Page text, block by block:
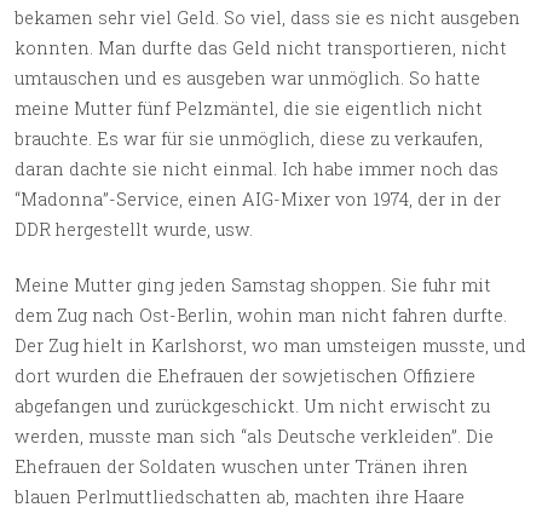
bekamen sehr viel Geld. So viel, dass sie es nicht ausgeben
konnten. Man durfte das Geld nicht transportieren, nicht
umtauschen und es ausgeben war unmöglich. So hatte
meine Mutter fünf Pelzmäntel, die sie eigentlich nicht
brauchte. Es war für sie unmöglich, diese zu verkaufen,
daran dachte sie nicht einmal. Ich habe immer noch das
“Madonna”-Service, einen AIG-Mixer von 1974, der in der
DDR hergestellt wurde, usw.
Meine Mutter ging jeden Samstag shoppen. Sie fuhr mit
dem Zug nach Ost-Berlin, wohin man nicht fahren durfte.
Der Zug hielt in Karlshorst, wo man umsteigen musste, und
dort wurden die Ehefrauen der sowjetischen Offiziere
abgefangen und zurückgeschickt. Um nicht erwischt zu
werden, musste man sich “als Deutsche verkleiden”. Die
Ehefrauen der Soldaten wuschen unter Tränen ihren
blauen Perlmuttliedschatten ab, machten ihre Haare